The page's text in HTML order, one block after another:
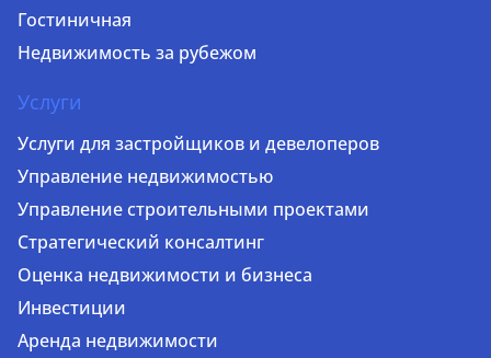
Гостиничная
Недвижимость за рубежом
Услуги
Услуги для застройщиков и девелоперов
Управление недвижимостью
Управление строительными проектами
Стратегический консалтинг
Оценка недвижимости и бизнеса
Инвестиции
Аренда недвижимости